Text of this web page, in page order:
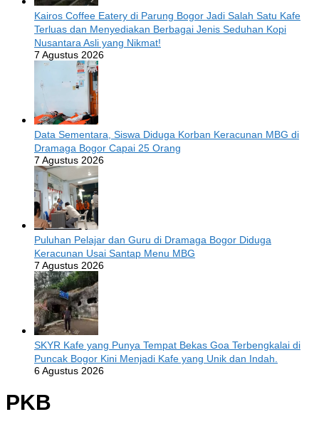
Kairos Coffee Eatery di Parung Bogor Jadi Salah Satu Kafe
Terluas dan Menyediakan Berbagai Jenis Seduhan Kopi
Nusantara Asli yang Nikmat!
7 Agustus 2026
Data Sementara, Siswa Diduga Korban Keracunan MBG di
Dramaga Bogor Capai 25 Orang
7 Agustus 2026
Puluhan Pelajar dan Guru di Dramaga Bogor Diduga
Keracunan Usai Santap Menu MBG
7 Agustus 2026
SKYR Kafe yang Punya Tempat Bekas Goa Terbengkalai di
Puncak Bogor Kini Menjadi Kafe yang Unik dan Indah.
6 Agustus 2026
PKB